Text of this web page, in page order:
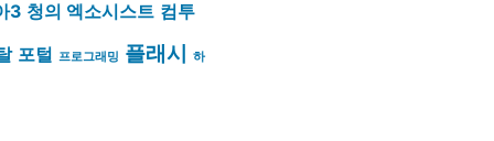
3 청의 엑소시스트 컴투
포털 프로그래밍 플래시 하